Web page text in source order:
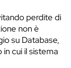
perdite di
non è
su Database,
cui il sistema